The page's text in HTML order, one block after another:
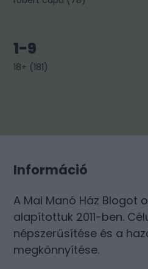
1-9
18+ (181)
Információ
A Mai Manó Ház Blogot
alapítottuk 2011-ben.
népszerűsítése és a
megkönnyítése.